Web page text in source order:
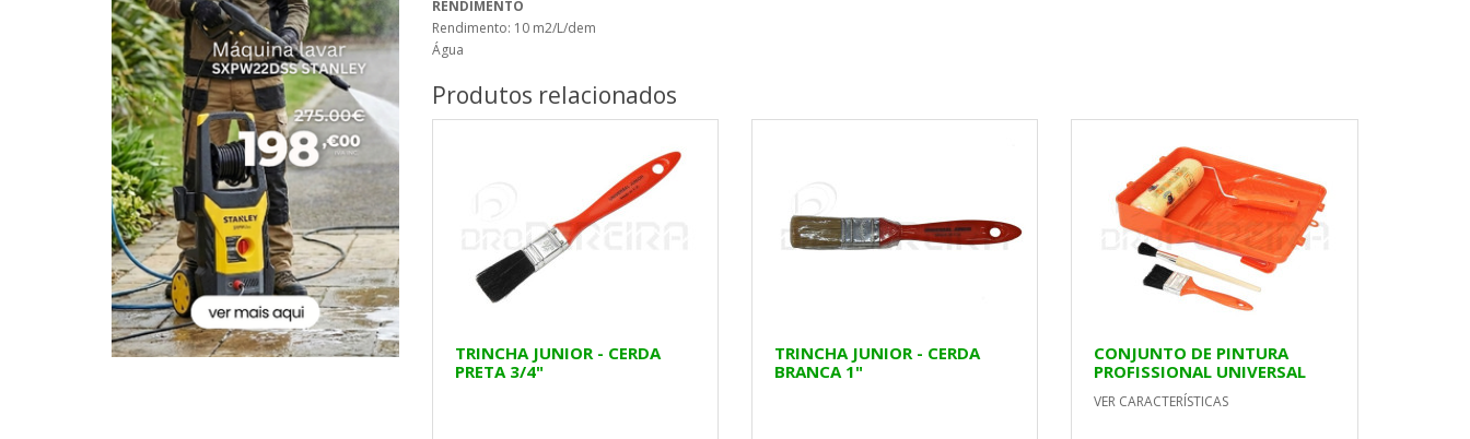
RENDIMENTO
Rendimento: 10 m2/L/dem
Água
Produtos relacionados
TRINCHA JUNIOR - CERDA
PRETA 3/4"
TRINCHA JUNIOR - CERDA
BRANCA 1"
CONJUNTO DE PINTURA
PROFISSIONAL UNIVERSAL
VER CARACTERÍSTICAS